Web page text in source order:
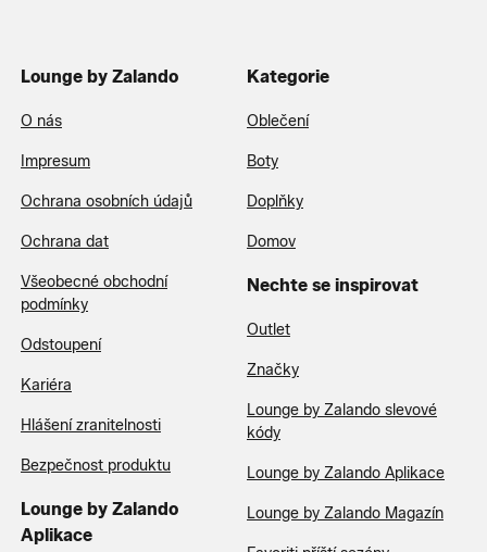
Lounge by Zalando
O nás
Impresum
Ochrana osobních údajů
Ochrana dat
Všeobecné obchodní
podmínky
Odstoupení
Kariéra
Hlášení zranitelnosti
Bezpečnost produktu
Lounge by Zalando
Aplikace
Kategorie
Oblečení
Boty
Doplňky
Domov
Nechte se inspirovat
Outlet
Značky
Lounge by Zalando slevové
kódy
Lounge by Zalando Aplikace
Lounge by Zalando Magazín